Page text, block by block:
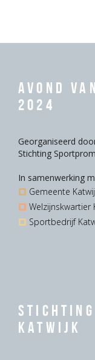
Avond
2024
Georganiseerd
Stichting
In samenwerking
Gemeente
Welzijnskwartier
Sportbedrijf
Katwijk